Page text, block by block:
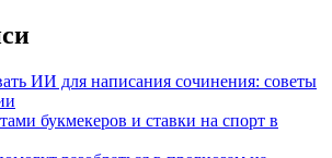
ИИ для написания сочинения: советы
букмекеров и ставки на спорт в